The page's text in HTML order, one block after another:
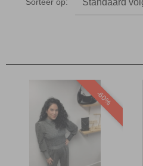
-60%